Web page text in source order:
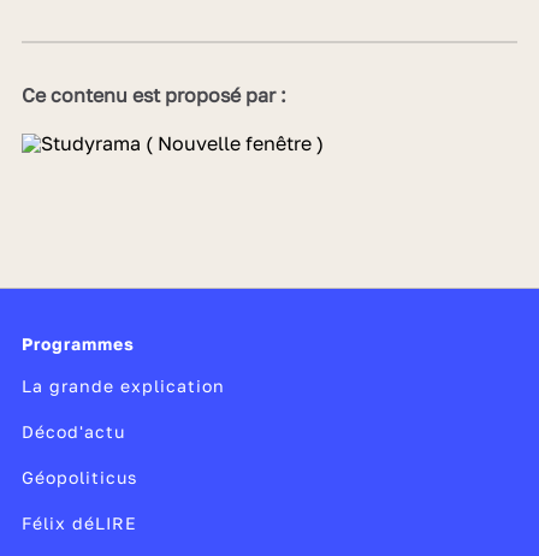
Ce contenu est proposé par :
Programmes
La grande explication
Décod'actu
Géopoliticus
Félix déLIRE